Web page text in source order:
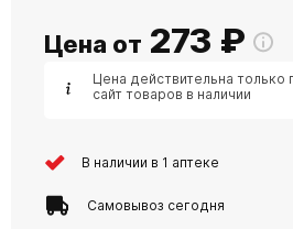
Цена от 273 ₽
Цена действительна только
сайт товаров в наличии
В наличии в 1 аптеке
Самовывоз сегодня